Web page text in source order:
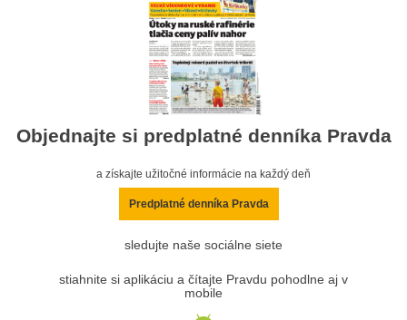
Objednajte si predplatné denníka Pravda
a získajte užitočné informácie na každý deň
Predplatné denníka Pravda
sledujte naše sociálne siete
stiahnite si aplikáciu a čítajte Pravdu pohodlne aj v
mobile